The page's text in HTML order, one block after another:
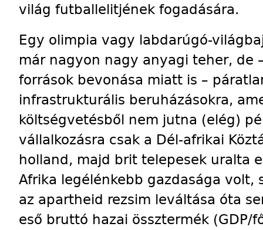
világ futballelitjének fogadására.
Egy olimpia vagy labdarúgó-
már nagyon nagy anyagi teher, de
források bevonása miatt is –
infrastrukturális beruházásokra,
költségvetésből nem jutna (elég)
vállalkozásra csak a Dél-afrikai
holland, majd brit telepesek uralta
Afrika legélénkebb gazdasága volt,
az apartheid rezsim leváltása óta
eső bruttó hazai össztermék